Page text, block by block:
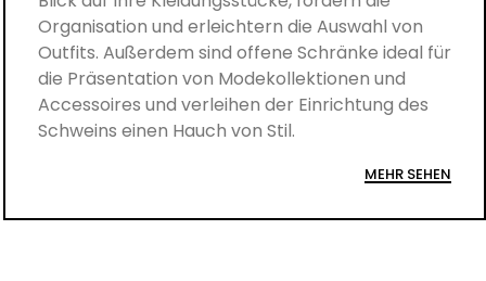
Organisation und erleichtern die Auswahl von
Outfits. Außerdem sind offene Schränke ideal für
die Präsentation von Modekollektionen und
Accessoires und verleihen der Einrichtung des
Schweins einen Hauch von Stil.
MEHR SEHEN